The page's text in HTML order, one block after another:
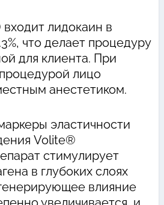
лидокаин в
что делает процедуру
для клиента. При
лицо
анестетиком.
эластичности
Volite®
стимулирует
в глубоких слоях
влияние